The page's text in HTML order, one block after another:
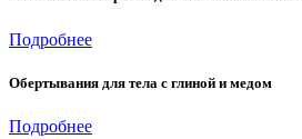
Подробнее
Обертывания для тела с глиной и медом
Подробнее